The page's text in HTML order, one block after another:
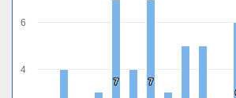
7
7 7
7
4
6